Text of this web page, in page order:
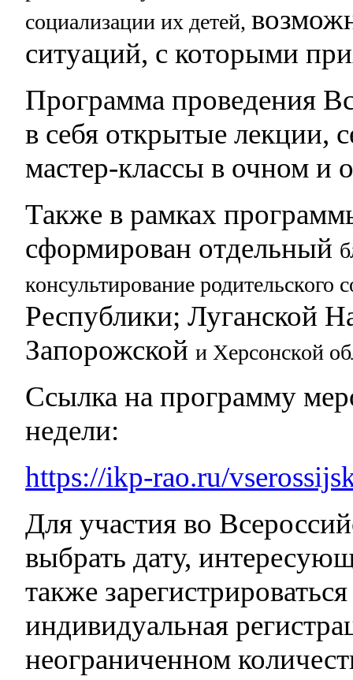
социализации их детей,
ситуаций, с которыми
Программа проведения
в себя открытые лекции,
мастер-классы в очном и
Также в рамках
сформирован отдельный
консультирование родительского
Республики; Луганской
Запорожскойи Херсонской
Ссылка на программу
недели:
https://ikp-rao.ru/
Для участия во
выбрать дату,
также
индивидуальная
неограниченном